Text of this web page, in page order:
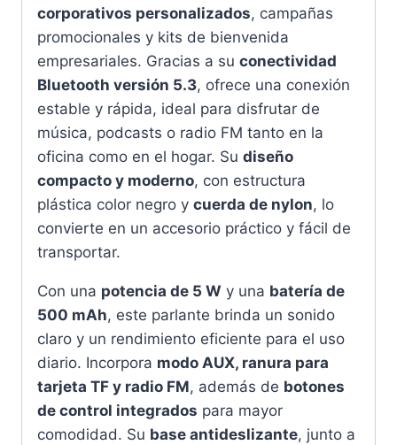
corporativos personalizados, campañas
promocionales y kits de bienvenida
empresariales. Gracias a su conectividad
Bluetooth versión 5.3, ofrece una conexión
estable y rápida, ideal para disfrutar de
música, podcasts o radio FM tanto en la
oficina como en el hogar. Su diseño
compacto y moderno, con estructura
plástica color negro y cuerda de nylon, lo
convierte en un accesorio práctico y fácil de
transportar.
Con una potencia de 5 W y una batería de
500 mAh, este parlante brinda un sonido
claro y un rendimiento eficiente para el uso
diario. Incorpora modo AUX, ranura para
tarjeta TF y radio FM, además de botones
de control integrados para mayor
comodidad. Su base antideslizante, junto a